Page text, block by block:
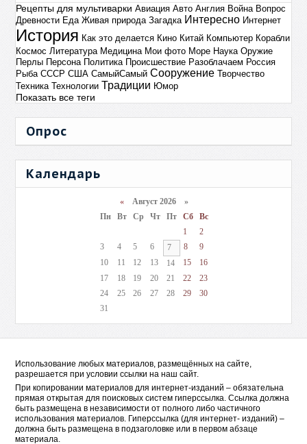
Рецепты для мультиварки Авиация Авто Англия Война Вопрос
Древности Еда Живая природа Загадка Интересно Интернет
История Как это делается Кино Китай Компьютер Корабли
Космос Литература Медицина Мои фото Море Наука Оружие
Перлы Персона Политика Происшествие Разоблачаем Россия
Рыба СССР США СамыйСамый Сооружение Творчество
Техника Технологии Традиции Юмор
Показать все теги
Опрос
Календарь
«Август 2026 »
Пн
Вт Ср Чт Пт Сб
Вс
1
2
3
4 5 6 7 8
9
10
11 12 13 14 15
16
17
18 19 20 21 22
23
24
25 26 27 28 29
30
31
Использование любых материалов, размещённых на сайте,
разрешается при условии ссылки на наш сайт.
При копировании материалов для интернет-изданий – обязательна
прямая открытая для поисковых систем гиперссылка. Ссылка должна
быть размещена в независимости от полного либо частичного
использования материалов. Гиперссылка (для интернет- изданий) –
должна быть размещена в подзаголовке или в первом абзаце
материала.